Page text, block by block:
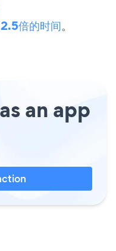
2.5倍的时间。
an app